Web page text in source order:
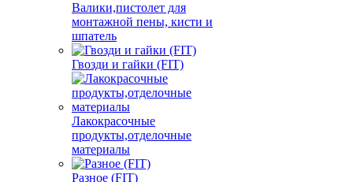
Валики,пистолет для
монтажной пены, кисти и
шпатель
Гвозди и гайки (FIT)
Лакокрасочные
продукты,отделочные
материалы
Разное (FIT)